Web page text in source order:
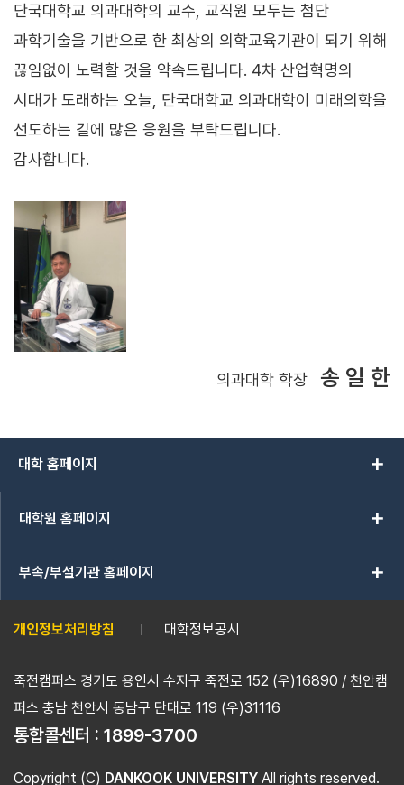
단국대학교 의과대학의 교수, 교직원 모두는 첨단
과학기술을 기반으로 한 최상의 의학교육기관이 되기 위해
끊임없이 노력할 것을 약속드립니다. 4차 산업혁명의
시대가 도래하는 오늘, 단국대학교 의과대학이 미래의학을
선도하는 길에 많은 응원을 부탁드립니다.
감사합니다.
의과대학 학장 송 일 한
대학 홈페이지 add
대학원 홈페이지 add
부속/부설기관 홈페이지 add
개인정보처리방침 대학정보공시
죽전캠퍼스 경기도 용인시 수지구 죽전로 152 (우)16890 / 천안캠
퍼스 충남 천안시 동남구 단대로 119 (우)31116
통합콜센터 : 1899-3700
Copyright (C) DANKOOK UNIVERSITY All rights reserved.